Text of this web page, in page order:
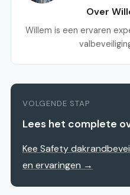
Over
Willem is een ervaren
VOLGENDE STAP
Lees het complete
Kee Safety
en ervaringen →